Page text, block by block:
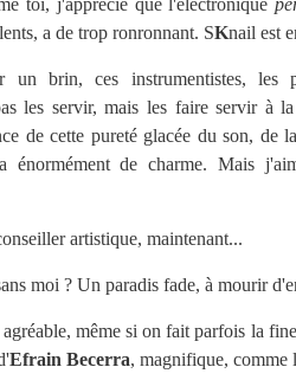
toi, j'apprécie que l'électronique
a de trop ronronnant. SKnail est
brin, ces instrumentistes, les
les servir, mais les faire servir à
de cette pureté glacée du son, de
énormément de charme. Mais
artistique, maintenant...
moi ? Un paradis fade, à mourir
même si on fait parfois la
Efrain Becerra, magnifique, comme